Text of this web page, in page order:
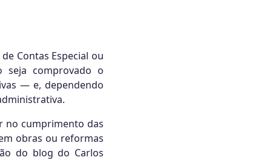
Contas Especial ou
seja comprovado o
— e, dependendo
no cumprimento das
obras ou reformas
do blog do Carlos